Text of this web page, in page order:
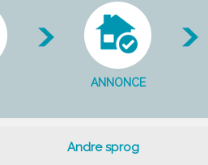
ANNONCE
Andre sprog